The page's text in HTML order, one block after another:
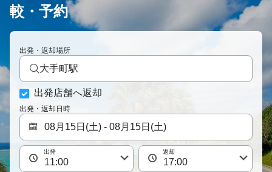
較・予約
出発・返却場所
大手町駅
出発店舗へ返却
出発・返却日時
出発 返却